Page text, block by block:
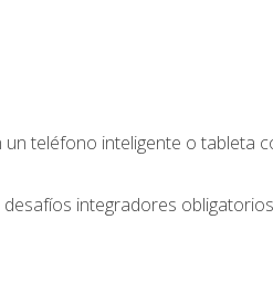
teléfono inteligente o tableta
integradores